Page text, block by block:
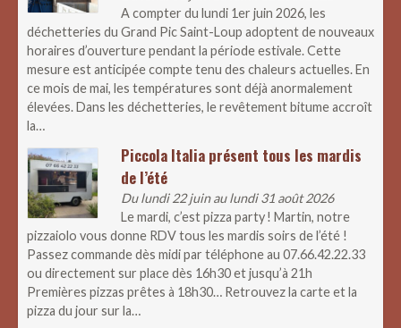
A compter du lundi 1er juin 2026, les
déchetteries du Grand Pic Saint-Loup adoptent de nouveaux
horaires d’ouverture pendant la période estivale. Cette
mesure est anticipée compte tenu des chaleurs actuelles. En
ce mois de mai, les températures sont déjà anormalement
élevées. Dans les déchetteries, le revêtement bitume accroît
la…
Piccola Italia présent tous les mardis
de l’été
Du lundi 22 juin au lundi 31 août 2026
Le mardi, c’est pizza party ! Martin, notre
pizzaiolo vous donne RDV tous les mardis soirs de l’été !
Passez commande dès midi par téléphone au 07.66.42.22.33
ou directement sur place dès 16h30 et jusqu’à 21h
Premières pizzas prêtes à 18h30… Retrouvez la carte et la
pizza du jour sur la…